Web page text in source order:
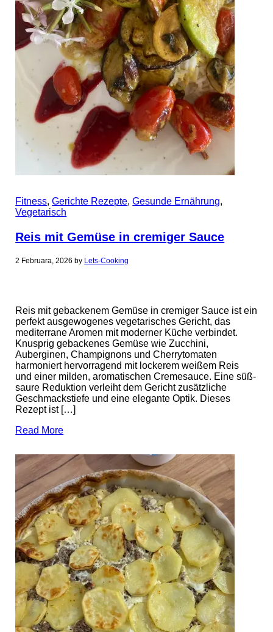
Fitness,Gerichte Rezepte,Gesunde Ernährung,
Vegetarisch
Reis mit Gemüse in cremiger Sauce
2 Februara, 2026 by Lets-Cooking
Reis mit gebackenem Gemüse in cremiger Sauce ist ein
perfekt ausgewogenes vegetarisches Gericht, das
mediterrane Aromen mit moderner Küche verbindet.
Knusprig gebackenes Gemüse wie Zucchini,
Auberginen, Champignons und Cherrytomaten
harmoniert hervorragend mit lockerem weißem Reis
und einer milden, aromatischen Cremesauce. Eine süß-
saure Reduktion verleiht dem Gericht zusätzliche
Geschmackstiefe und eine elegante Optik. Dieses
Rezept ist […]
Read More